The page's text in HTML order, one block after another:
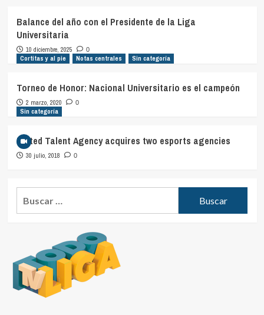
Balance del año con el Presidente de la Liga
Universitaria
10 diciembre, 2025 0
Cortitas y al pie Notas centrales Sin categoría
Torneo de Honor: Nacional Universitario es el campeón
2 marzo, 2020 0
Sin categoría
United Talent Agency acquires two esports agencies
30 julio, 2018 0